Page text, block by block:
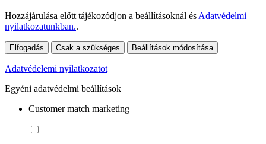
Hozzájárulása előtt tájékozódjon a beállításoknál és Adatvédelmi
nyilatkozatunkban..
Elfogadás Csak a szükséges Beállítások módosítása
Adatvédelemi nyilatkozatot
Egyéni adatvédelmi beállítások
Customer match marketing